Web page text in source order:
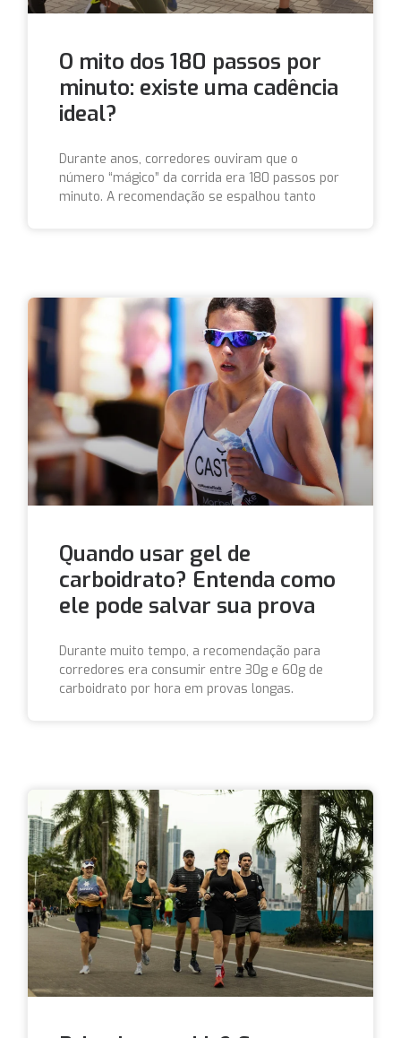
O mito dos 180 passos por
minuto: existe uma cadência
ideal?
Durante anos, corredores ouviram que o
número “mágico” da corrida era 180 passos por
minuto. A recomendação se espalhou tanto
Quando usar gel de
carboidrato? Entenda como
ele pode salvar sua prova
Durante muito tempo, a recomendação para
corredores era consumir entre 30g e 60g de
carboidrato por hora em provas longas.